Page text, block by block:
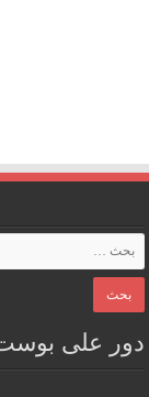
دور على بوست